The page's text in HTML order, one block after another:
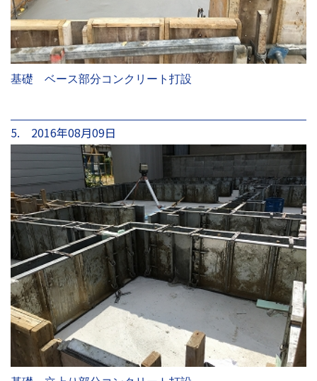
基礎 ベース部分コンクリート打設
5. 2016年08月09日